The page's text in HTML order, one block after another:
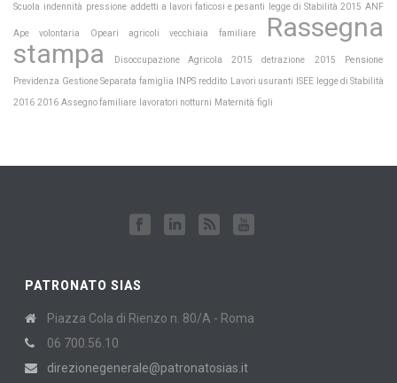
Scuola indennità pressione addetti a lavori faticosi e pesanti legge di Stabilità 2015 ANF
Ape volontaria Opeari agricoli vecchiaia familiare
Rassegna
stampa
Disoccupazione Agricola 2015 detrazione 2015
Pensione
Previdenza Gestione Separata famiglia INPS reddito Lavori usuranti ISEE legge di Stabilità
2016 2016 Assegno familiare lavoratori notturni Maternità figli
PATRONATO SIAS
Piazza Cola di Rienzo n. 80/A - Roma
06 700.56.10
direzionegenerale@patronatosias.it